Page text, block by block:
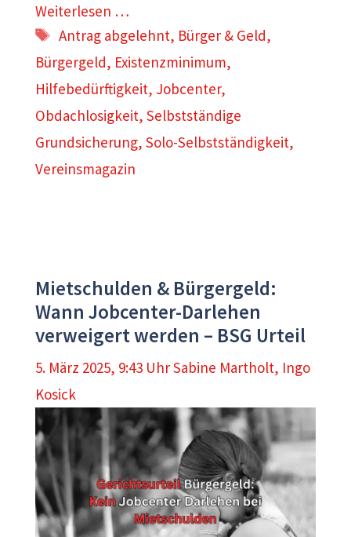
Weiterlesen …
Schlagwörter
Antrag abgelehnt, Bürger & Geld,
Bürgergeld, Existenzminimum,
Hilfebedürftigkeit, Jobcenter,
Obdachlosigkeit, Selbstständige
Grundsicherung, Solo-Selbstständigkeit,
Vereinsmagazin
Mietschulden & Bürgergeld:
Wann Jobcenter-Darlehen
verweigert werden – BSG Urteil
5. März 2025, 9:43 UhrSabine Martholt, Ingo
Kosick